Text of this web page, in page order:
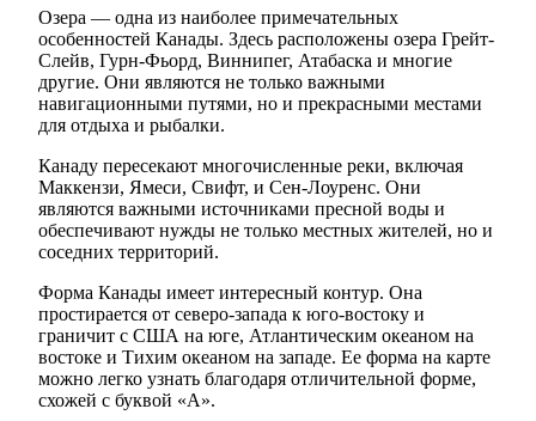
Озера — одна из наиболее примечательных
особенностей Канады. Здесь расположены озера Грейт-
Слейв, Гурн-Фьорд, Виннипег, Атабаска и многие
другие. Они являются не только важными
навигационными путями, но и прекрасными местами
для отдыха и рыбалки.
Канаду пересекают многочисленные реки, включая
Маккензи, Ямеси, Свифт, и Сен-Лоуренс. Они
являются важными источниками пресной воды и
обеспечивают нужды не только местных жителей, но и
соседних территорий.
Форма Канады имеет интересный контур. Она
простирается от северо-запада к юго-востоку и
граничит с США на юге, Атлантическим океаном на
востоке и Тихим океаном на западе. Ее форма на карте
можно легко узнать благодаря отличительной форме,
схожей с буквой «А».